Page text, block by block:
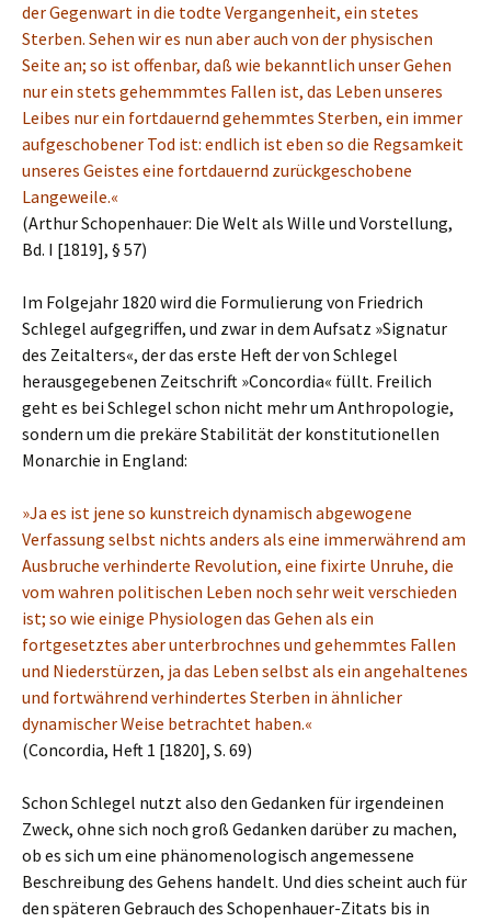
der Gegenwart in die todte Vergangenheit, ein stetes
Sterben. Sehen wir es nun aber auch von der physischen
Seite an; so ist offenbar, daß wie bekanntlich unser Gehen
nur ein stets gehemmmtes Fallen ist, das Leben unseres
Leibes nur ein fortdauernd gehemmtes Sterben, ein immer
aufgeschobener Tod ist: endlich ist eben so die Regsamkeit
unseres Geistes eine fortdauernd zurückgeschobene
Langeweile.«
(Arthur Schopenhauer: Die Welt als Wille und Vorstellung,
Bd. I [1819], § 57)
Im Folgejahr 1820 wird die Formulierung von Friedrich
Schlegel aufgegriffen, und zwar in dem Aufsatz »Signatur
des Zeitalters«, der das erste Heft der von Schlegel
herausgegebenen Zeitschrift »Concordia« füllt. Freilich
geht es bei Schlegel schon nicht mehr um Anthropologie,
sondern um die prekäre Stabilität der konstitutionellen
Monarchie in England:
»Ja es ist jene so kunstreich dynamisch abgewogene
Verfassung selbst nichts anders als eine immerwährend am
Ausbruche verhinderte Revolution, eine fixirte Unruhe, die
vom wahren politischen Leben noch sehr weit verschieden
ist; so wie einige Physiologen das Gehen als ein
fortgesetztes aber unterbrochnes und gehemmtes Fallen
und Niederstürzen, ja das Leben selbst als ein angehaltenes
und fortwährend verhindertes Sterben in ähnlicher
dynamischer Weise betrachtet haben.«
(Concordia, Heft 1 [1820], S. 69)
Schon Schlegel nutzt also den Gedanken für irgendeinen
Zweck, ohne sich noch groß Gedanken darüber zu machen,
ob es sich um eine phänomenologisch angemessene
Beschreibung des Gehens handelt. Und dies scheint auch für
den späteren Gebrauch des Schopenhauer-Zitats bis in